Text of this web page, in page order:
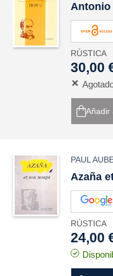
Antonio
RÚSTICA
30,00
Añadir
PAUL
Azaña
RÚSTICA
24,00